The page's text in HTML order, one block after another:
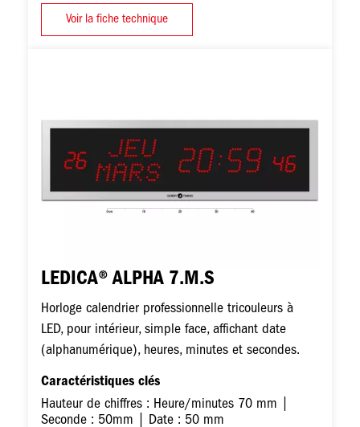
Voir la fiche technique
LEDICA® ALPHA 7.M.S
Horloge calendrier professionnelle tricouleurs à
LED, pour intérieur, simple face, affichant date
(alphanumérique), heures, minutes et secondes.
Caractéristiques clés
Hauteur de chiffres : Heure/minutes 70 mm |
Seconde : 50mm | Date : 50 mm